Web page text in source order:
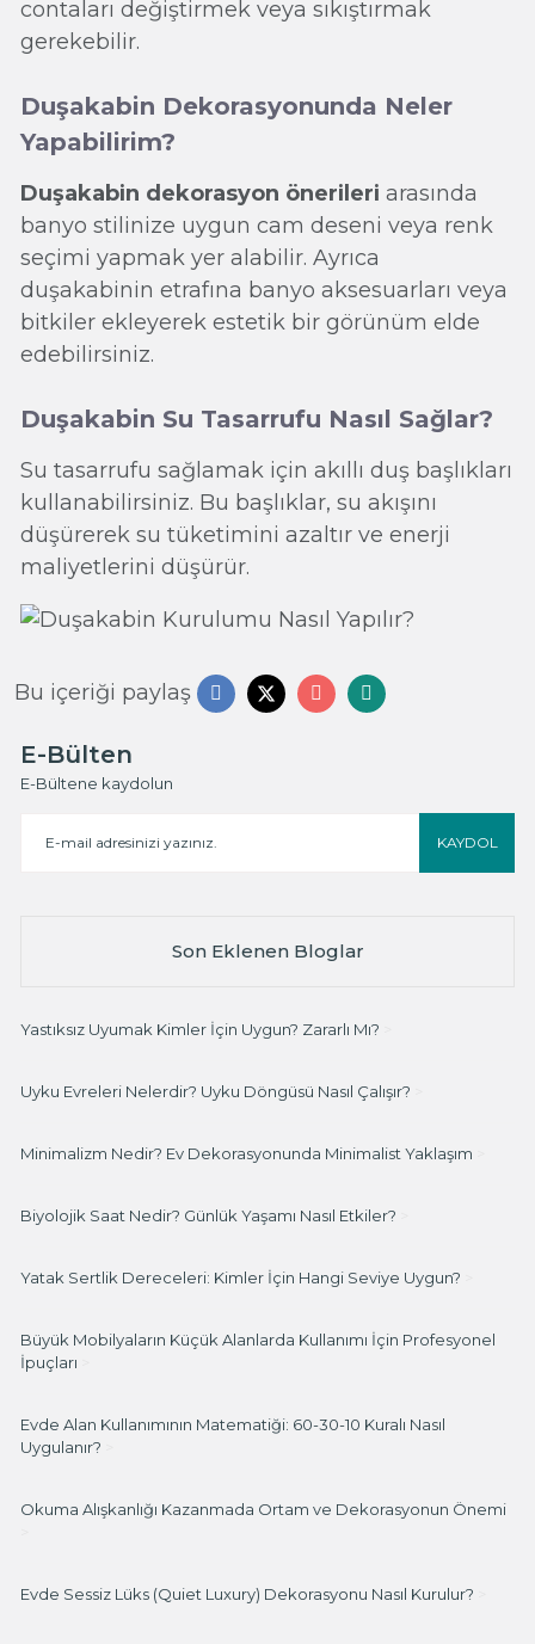
contaları değiştirmek veya sıkıştırmak
gerekebilir.
Duşakabin Dekorasyonunda Neler
Yapabilirim?
Duşakabin dekorasyon önerileri arasında
banyo stilinize uygun cam deseni veya renk
seçimi yapmak yer alabilir. Ayrıca
duşakabinin etrafına banyo aksesuarları veya
bitkiler ekleyerek estetik bir görünüm elde
edebilirsiniz.
Duşakabin Su Tasarrufu Nasıl Sağlar?
Su tasarrufu sağlamak için akıllı duş başlıkları
kullanabilirsiniz. Bu başlıklar, su akışını
düşürerek su tüketimini azaltır ve enerji
maliyetlerini düşürür.
Bu içeriği paylaş
E-Bülten
E-Bültene kaydolun
KAYDOL
Son Eklenen Bloglar
Yastıksız Uyumak Kimler İçin Uygun? Zararlı Mı?
Uyku Evreleri Nelerdir? Uyku Döngüsü Nasıl Çalışır?
Minimalizm Nedir? Ev Dekorasyonunda Minimalist Yaklaşım
Biyolojik Saat Nedir? Günlük Yaşamı Nasıl Etkiler?
Yatak Sertlik Dereceleri: Kimler İçin Hangi Seviye Uygun?
Büyük Mobilyaların Küçük Alanlarda Kullanımı İçin Profesyonel
İpuçları
Evde Alan Kullanımının Matematiği: 60-30-10 Kuralı Nasıl
Uygulanır?
Okuma Alışkanlığı Kazanmada Ortam ve Dekorasyonun Önemi
Evde Sessiz Lüks (Quiet Luxury) Dekorasyonu Nasıl Kurulur?